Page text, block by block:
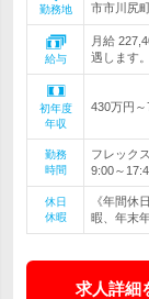
勤務地
市市川尻
給与
月給
遇します
初年度
年収
430万円～
勤務
時間
フレック
9:00～
休日
休暇
《年間休
暇、年末
求人詳細